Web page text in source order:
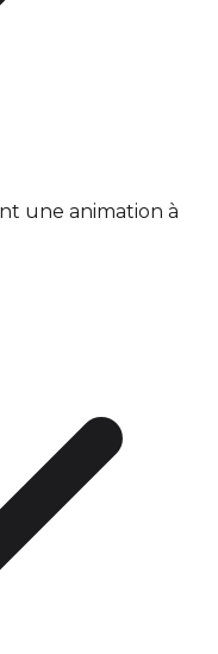
une animation à